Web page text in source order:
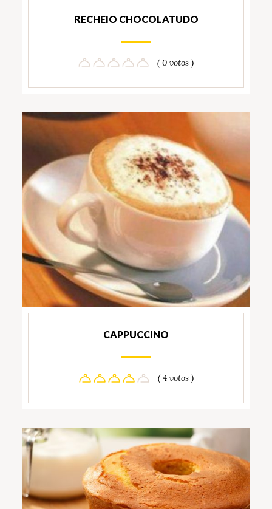
RECHEIO CHOCOLATUDO
( 0 votos )
CAPPUCCINO
( 4 votos )